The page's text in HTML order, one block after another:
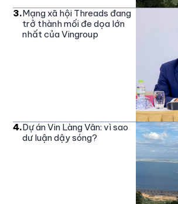
3.Mạng xã hội Threads đang
trở thành mối đe dọa lớn
nhất của Vingroup
4.Dự án Vin Làng Vân: vì sao
dư luận dậy sóng?